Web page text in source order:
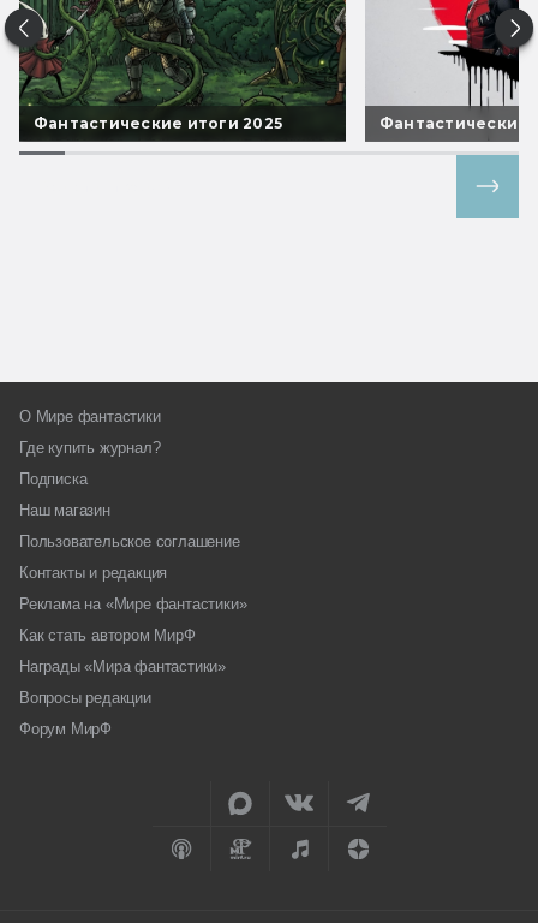
Фантастические итоги 2025 Фантастические
О Мире фантастики
Где купить журнал?
Подписка
Наш магазин
Пользовательское соглашение
Контакты и редакция
Реклама на «Мире фантастики»
Как стать автором МирФ
Награды «Мира фантастики»
Вопросы редакции
Форум МирФ